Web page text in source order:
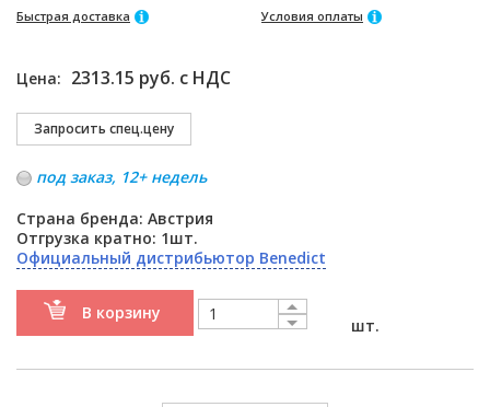
Быстрая доставка Условия оплаты
Цена: 2313.15 руб. с НДС
под заказ, 12+ недель
Страна бренда: Австрия
Отгрузка кратно: 1шт.
Официальный дистрибьютор Benedict
В корзину
шт.